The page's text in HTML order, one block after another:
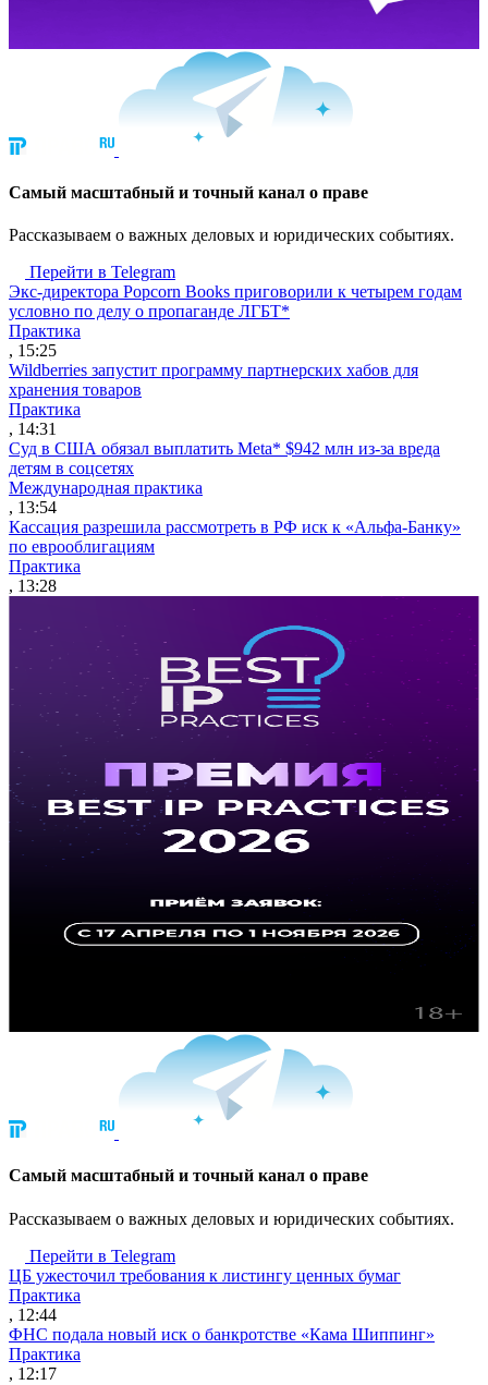
Cамый масштабный и точный канал о праве
Рассказываем о важных деловых и юридических событиях.
Перейти в Telegram
Экс-директора Popcorn Books приговорили к четырем годам
условно по делу о пропаганде ЛГБТ*
Практика
, 15:25
Wildberries запустит программу партнерских хабов для
хранения товаров
Практика
, 14:31
Суд в США обязал выплатить Meta* $942 млн из-за вреда
детям в соцсетях
Международная практика
, 13:54
Кассация разрешила рассмотреть в РФ иск к «Альфа-Банку»
по еврооблигациям
Практика
, 13:28
Cамый масштабный и точный канал о праве
Рассказываем о важных деловых и юридических событиях.
Перейти в Telegram
ЦБ ужесточил требования к листингу ценных бумаг
Практика
, 12:44
ФНС подала новый иск о банкротстве «Кама Шиппинг»
Практика
, 12:17